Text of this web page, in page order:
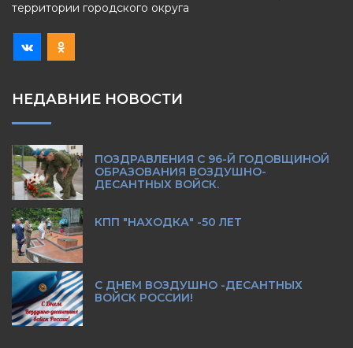
территории городского округа
НЕДАВНИЕ НОВОСТИ
ПОЗДРАВЛЕНИЯ С 96-Й ГОДОВЩИНОЙ
ОБРАЗОВАНИЯ ВОЗДУШНО-
ДЕСАНТНЫХ ВОЙСК.
КПП "НАХОДКА" -50 ЛЕТ
С ДНЕМ ВОЗДУШНО -ДЕСАНТНЫХ
ВОЙСК РОССИИ!